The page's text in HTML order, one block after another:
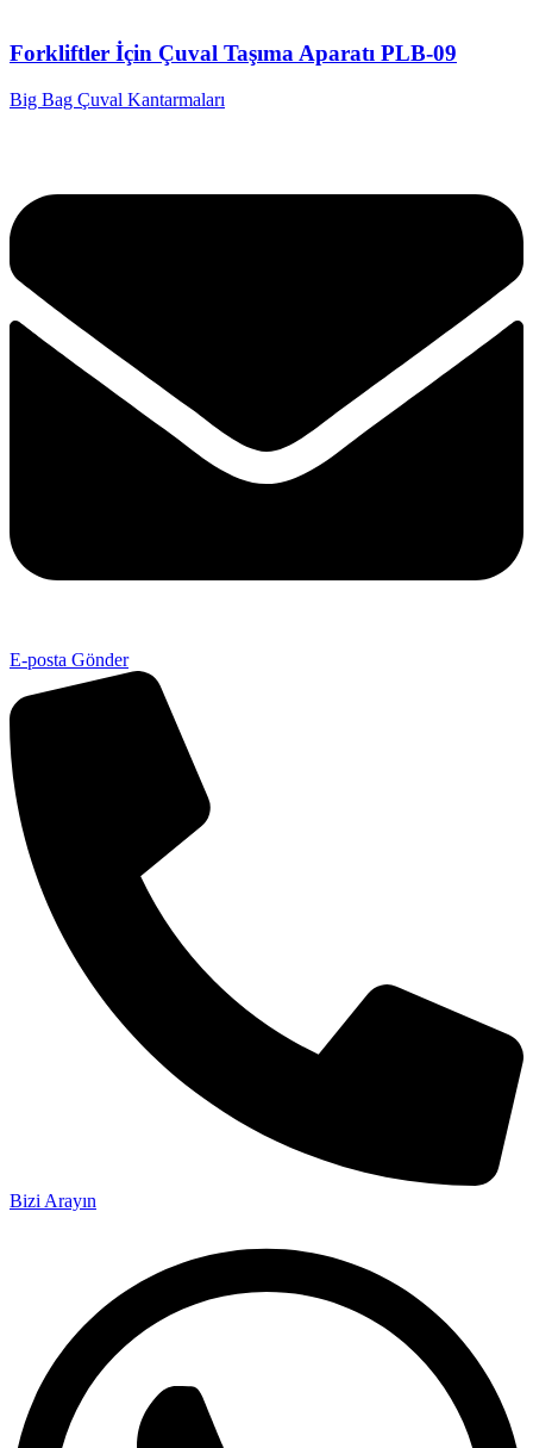
Forkliftler İçin Çuval Taşıma Aparatı PLB-09
Big Bag Çuval Kantarmaları
E-posta Gönder
Bizi Arayın